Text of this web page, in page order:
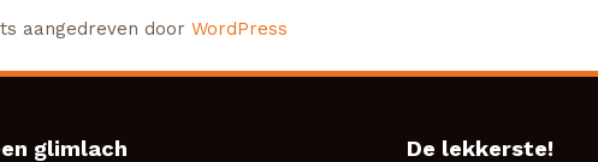
aangedreven door WordPress
glimlach De lekkerste!